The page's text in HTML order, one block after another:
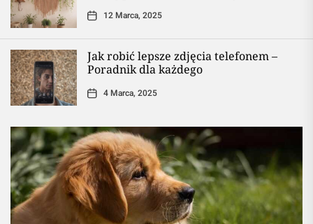
12 Marca, 2025
Jak robić lepsze zdjęcia telefonem –
Poradnik dla każdego
4 Marca, 2025